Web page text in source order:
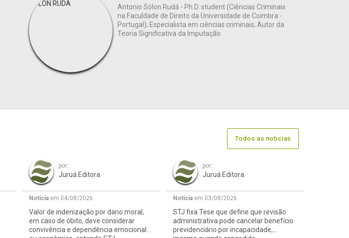
Antonio Sólon Rudá - Ph.D. student (Ciências Criminais
na Faculdade de Direito da Universidade de Coimbra -
Portugal); Especialista em ciências criminais; Autor da
Teoria Significativa da Imputação.
Todos as noticias
por:
Juruá Editora
Notícia em 04/08/2026
Valor de indenização por dano moral,
em caso de óbito, deve considerar
convivência e dependência emocional
por:
Juruá Editora
Notíciaem 03/08/2026
STJ fixa Tese que define que revisão
administrativa pode cancelar benefício
previdenciário por incapacidade,